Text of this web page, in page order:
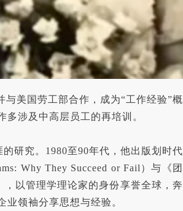
美国劳工部合作，成为“工作经验”概
涉及中高层员工的再培训。
研究。1980至90年代，他出版划时代
Why They Succeed or Fail）与《团
，以管理学理论家的身份享誉全球，奔
领袖分享思想与经验。